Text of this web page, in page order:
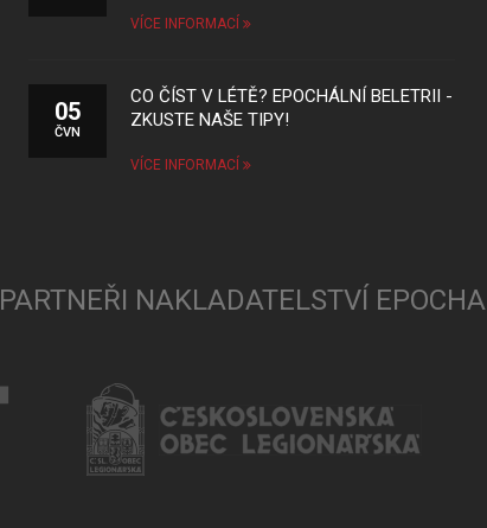
VÍCE INFORMACÍ
05
ČVN
CO ČÍST V LÉTĚ? EPOCHÁLNÍ BELETRII -
ZKUSTE NAŠE TIPY!
VÍCE INFORMACÍ
PARTNEŘI NAKLADATELSTVÍ EPOCHA